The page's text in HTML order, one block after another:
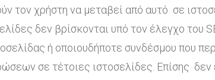
τον χρήστη να μεταβεί από αυτό σε
δεν βρίσκονται υπό τον έλεγχο του
ή οποιουδήποτε συνδέσμου που
σε τέτοιες ιστοσελίδες. Επίσης δεν